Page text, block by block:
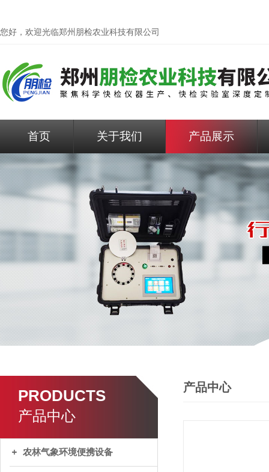
您好，欢迎光临郑州朋检农业科技有限公司
首页 关于我们 产品展示
PRODUCTS
产品中心
农林气象环境便携设备
产品中心